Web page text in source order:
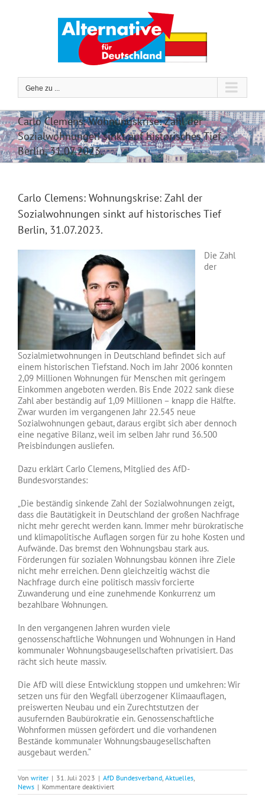
Gehe zu ...
Carlo Clemens: Wohnungskrise: Zahl der
Sozialwohnungen sinkt auf historisches Tief
Berlin, 31.07.2023.
Carlo Clemens: Wohnungskrise: Zahl der
Sozialwohnungen sinkt auf historisches Tief
Berlin, 31.07.2023.
Die Zahl
der
Sozialmietwohnungen in Deutschland befindet sich auf
einem historischen Tiefstand. Noch im Jahr 2006 konnten
2,09 Millionen Wohnungen für Menschen mit geringem
Einkommen angeboten werden. Bis Ende 2022 sank diese
Zahl aber beständig auf 1,09 Millionen – knapp die Hälfte.
Zwar wurden im vergangenen Jahr 22.545 neue
Sozialwohnungen gebaut, daraus ergibt sich aber dennoch
eine negative Bilanz, weil im selben Jahr rund 36.500
Preisbindungen ausliefen.
Dazu erklärt Carlo Clemens, Mitglied des AfD-
Bundesvorstandes:
„Die beständig sinkende Zahl der Sozialwohnungen zeigt,
dass die Bautätigkeit in Deutschland der großen Nachfrage
nicht mehr gerecht werden kann. Immer mehr bürokratische
und klimapolitische Auflagen sorgen für zu hohe Kosten und
Aufwände. Das bremst den Wohnungsbau stark aus.
Förderungen für sozialen Wohnungsbau können ihre Ziele
nicht mehr erreichen. Denn gleichzeitig wächst die
Nachfrage durch eine politisch massiv forcierte
Zuwanderung und eine zunehmende Konkurrenz um
bezahlbare Wohnungen.
In den vergangenen Jahren wurden viele
genossenschaftliche Wohnungen und Wohnungen in Hand
kommunaler Wohnungsbaugesellschaften privatisiert. Das
rächt sich heute massiv.
Die AfD will diese Entwicklung stoppen und umkehren: Wir
setzen uns für den Wegfall überzogener Klimaauflagen,
preiswerten Neubau und ein Zurechtstutzen der
ausufernden Baubürokratie ein. Genossenschaftliche
Wohnformen müssen gefördert und die vorhandenen
Bestände kommunaler Wohnungsbaugesellschaften
ausgebaut werden.“
Von writer | 31. Juli 2023 | AfD Bundesverband Aktuelles
News | Kommentare deaktiviertfür
Carlo